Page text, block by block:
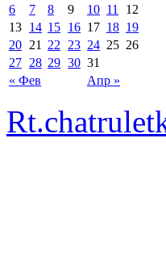
« Фев Апр »
6
7 8 9 10 11
12
13 14 15 16 17 18 19
20 21 22 23 24 25 26
27 28 29 30 31